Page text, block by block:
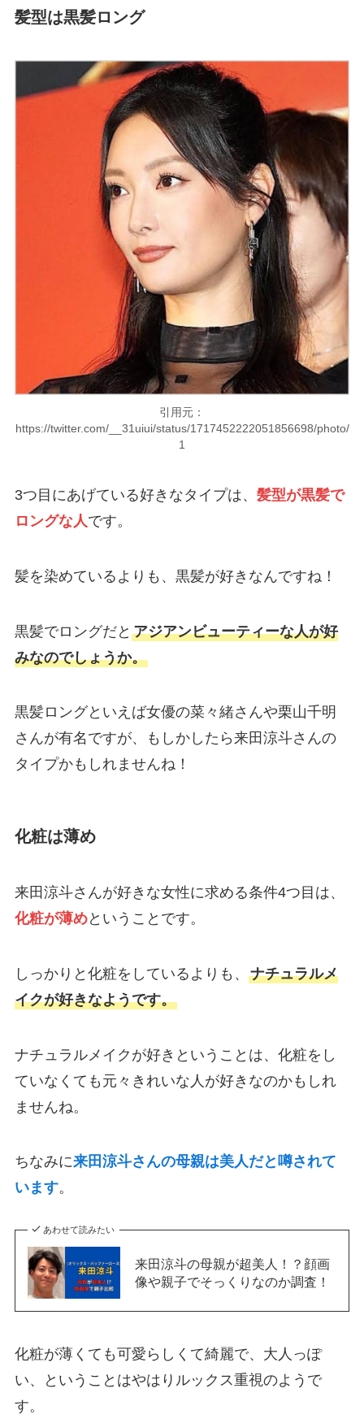
髪型は黒髪ロング
引用元：
https://twitter.com/__31uiui/status/1717452222051856698/photo/
1
3つ目にあげている好きなタイプは、 髪型が黒髪で
ロングな人 です。
髪を染めているよりも、黒髪が好きなんですね！
黒髪でロングだと アジアンビューティーな人が好
みなのでしょうか。
黒髪ロングといえば女優の菜々緒さんや栗山千明
さんが有名ですが、もしかしたら来田涼斗さんの
タイプかもしれませんね！
化粧は薄め
来田涼斗さんが好きな女性に求める条件4つ目は、
化粧が薄めということです。
しっかりと化粧をしているよりも、 ナチュラルメ
イクが好きなようです。
ナチュラルメイクが好きということは、化粧をし
ていなくても元々きれいな人が好きなのかもしれ
ませんね。
ちなみに来田涼斗さんの母親は美人だと噂されて
います。
あわせて読みたい
来田涼斗の母親が超美人！？顔画
像や親子でそっくりなのか調査！
化粧が薄くても可愛らしくて綺麗で、大人っぽ
い、ということはやはりルックス重視のようで
す。